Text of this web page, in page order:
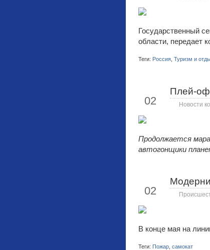
Государственный
области, передает
Теги: Россия Туризм и
02
Плей-
Новости
Продолжается
автогонщики
02
В конце мая на
Теги: Пожар самокат